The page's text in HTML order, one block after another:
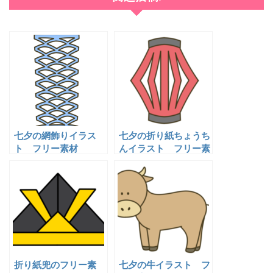
七夕の網飾りイラス
ト フリー素材
七夕の折り紙ちょうち
んイラスト フリー素
折り紙兜のフリー素
七夕の牛イラスト フ